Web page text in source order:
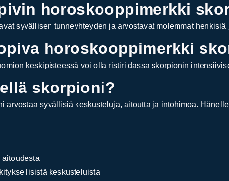
horoskooppimerkki
syvällisen tunneyhteyden ja arvostavat molemmat henkisiä
horoskooppimerkki
keskipisteessä voi olla ristiriidassa skorpionin
skorpioni?
arvostaa syvällisiä keskusteluja, aitoutta ja intohimoa.
aitoudesta
keskusteluista